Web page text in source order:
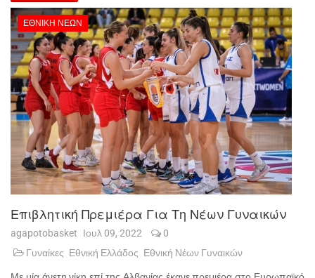
ΕΘΝΙΚΉ ΝΈΩΝ
Επιβλητική Πρεμιέρα Για Τη Νέων Γυναικών
agapotobasket Ιουλ 09, 2022
0
Γυναίκες Εθνική Ελλάδος Εθνική Νέων Γυναικών